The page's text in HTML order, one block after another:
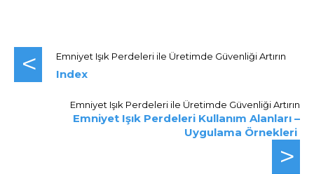
< Emniyet Işık Perdeleri ile Üretimde Güvenliği Artırın
Index
Emniyet Işık Perdeleri ile Üretimde Güvenliği Artırın
Emniyet Işık Perdeleri Kullanım Alanları –
Uygulama Örnekleri
>